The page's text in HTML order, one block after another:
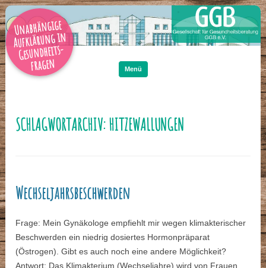
Unabhängige
Aufklärung in
Gesundheits-
fragen Menü
SCHLAGWORTARCHIV:HITZEWALLUNGEN
Wechseljahrsbeschwerden
Frage: Mein Gynäkologe empfiehlt mir wegen klimakterischer
Beschwerden ein niedrig dosiertes Hormonpräparat
(Östrogen). Gibt es auch noch eine andere Möglichkeit?
Antwort: Das Klimakterium (Wechseljahre) wird von Frauen